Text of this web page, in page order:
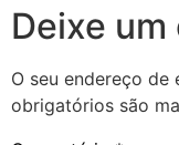
Deixe
O seu endereço de
obrigatórios são